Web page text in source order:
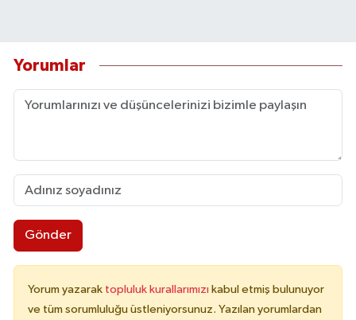
Yorumlar
Gönder
Yorum yazarak topluluk kurallarımızı kabul etmiş bulunuyor
ve tüm sorumluluğu üstleniyorsunuz. Yazılan yorumlardan